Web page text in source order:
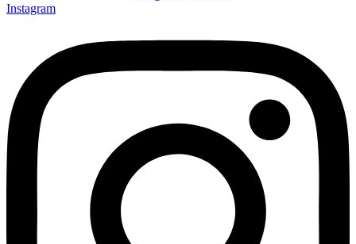
Instagram